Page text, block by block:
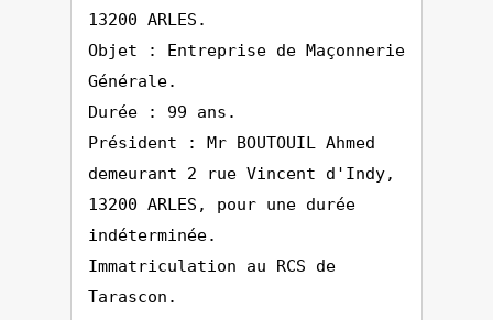
13200 ARLES.
Objet : Entreprise de Maçonnerie
Générale.
Durée : 99 ans.
Président : Mr BOUTOUIL Ahmed
demeurant 2 rue Vincent d'Indy,
13200 ARLES, pour une durée
indéterminée.
Immatriculation au RCS de
Tarascon.